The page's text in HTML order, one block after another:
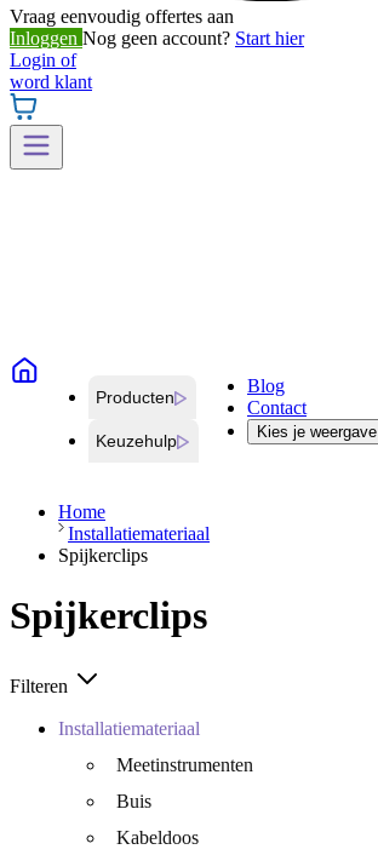
Vraag eenvoudig offertes aan
Inloggen Nog geen account? Start hier
Login of
word klant
Producten
Keuzehulp
Blog
Contact
Kies je weergave
Home
Installatiemateriaal
Spijkerclips
Spijkerclips
Filteren
Installatiemateriaal
Meetinstrumenten
Buis
Kabeldoos